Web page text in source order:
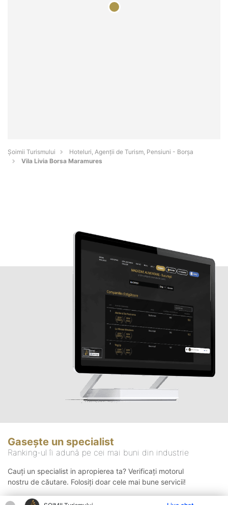
Șoimii Turismului
Hoteluri, Agenții de Turism, Pensiuni - Borşa
Vila Livia Borsa Maramures
Gasește un specialist
Ranking-ul îi adună pe cei mai buni din industrie
Cauți un specialist in apropierea ta? Verificați motorul
nostru de căutare. Folosiți doar cele mai bune servicii!